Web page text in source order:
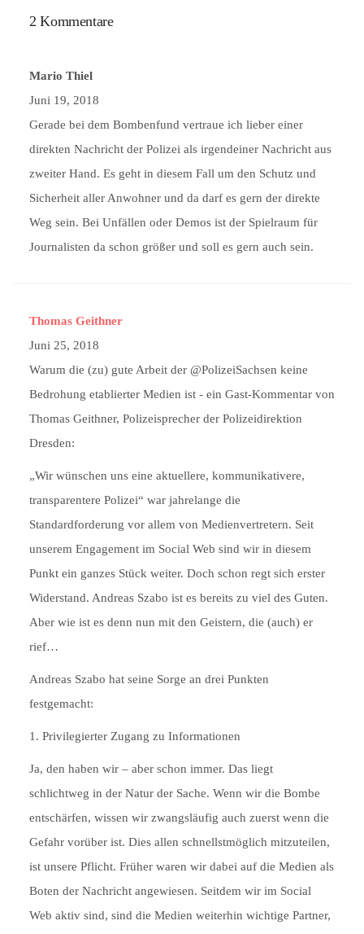
2 Kommentare
Mario Thiel
Juni 19, 2018
Gerade bei dem Bombenfund vertraue ich lieber einer
direkten Nachricht der Polizei als irgendeiner Nachricht aus
zweiter Hand. Es geht in diesem Fall um den Schutz und
Sicherheit aller Anwohner und da darf es gern der direkte
Weg sein. Bei Unfällen oder Demos ist der Spielraum für
Journalisten da schon größer und soll es gern auch sein.
Thomas Geithner
Juni 25, 2018
Warum die (zu) gute Arbeit der @PolizeiSachsen keine
Bedrohung etablierter Medien ist - ein Gast-Kommentar von
Thomas Geithner, Polizeisprecher der Polizeidirektion
Dresden:
„Wir wünschen uns eine aktuellere, kommunikativere,
transparentere Polizei“ war jahrelange die
Standardforderung vor allem von Medienvertretern. Seit
unserem Engagement im Social Web sind wir in diesem
Punkt ein ganzes Stück weiter. Doch schon regt sich erster
Widerstand. Andreas Szabo ist es bereits zu viel des Guten.
Aber wie ist es denn nun mit den Geistern, die (auch) er
rief…
Andreas Szabo hat seine Sorge an drei Punkten
festgemacht:
1. Privilegierter Zugang zu Informationen
Ja, den haben wir – aber schon immer. Das liegt
schlichtweg in der Natur der Sache. Wenn wir die Bombe
entschärfen, wissen wir zwangsläufig auch zuerst wenn die
Gefahr vorüber ist. Dies allen schnellstmöglich mitzuteilen,
ist unsere Pflicht. Früher waren wir dabei auf die Medien als
Boten der Nachricht angewiesen. Seitdem wir im Social
Web aktiv sind, sind die Medien weiterhin wichtige Partner,